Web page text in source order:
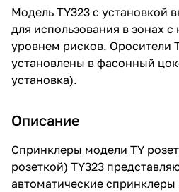
Модель TY323 с установкой
для использования в зонах
уровнем рисков. Оросители
установлены в фасонный
установка).
Описание
Спринклеры модели TY
розеткой) TY323
автоматические спринклеры